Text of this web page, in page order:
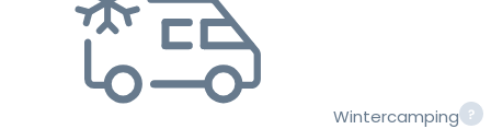
Wintercamping